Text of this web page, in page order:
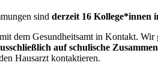
sind derzeit 16 Kollege*innen
dem Gesundheitsamt in Kontakt.
auf schulische
Hausarzt kontaktieren.